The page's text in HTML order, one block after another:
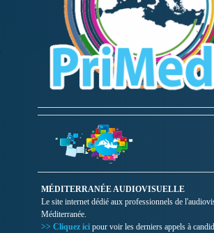
MÉDITERRANÉE AUDIOVISUELLE
Le site internet dédié aux professionnels de
Méditerranée.
>> Cliquez ici pour voir les derniers appels à